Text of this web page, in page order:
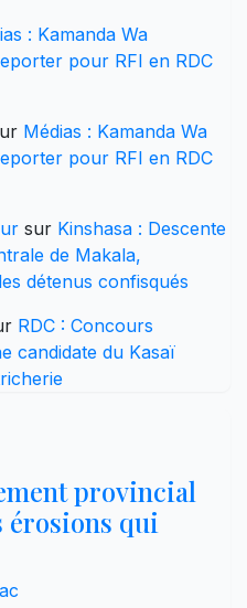
: Kamanda Wa
pour RFI en RDC
Médias : Kamanda Wa
pour RFI en RDC
sur Kinshasa : Descente
de Makala,
détenus confisqués
RDC : Concours
candidate du Kasaï
provincial
érosions qui